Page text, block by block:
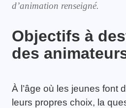
d’animation renseigné.
Objectifs à
des
À l’âge où les jeunes font
leurs propres choix, la